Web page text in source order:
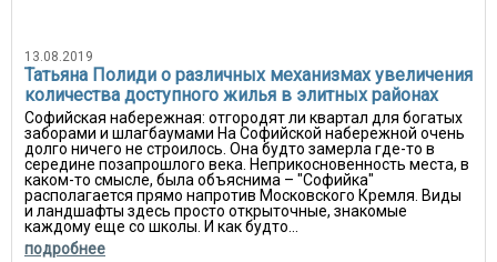
13.08.2019
Татьяна Полиди о различных механизмах увеличения
количества доступного жилья в элитных районах
Софийская набережная: отгородят ли квартал для богатых
заборами и шлагбаумами На Софийской набережной очень
долго ничего не строилось. Она будто замерла где-то в
середине позапрошлого века. Неприкосновенность места, в
каком-то смысле, была объяснима – "Софийка"
располагается прямо напротив Московского Кремля. Виды
и ландшафты здесь просто открыточные, знакомые
каждому еще со школы. И как будто...
подробнее